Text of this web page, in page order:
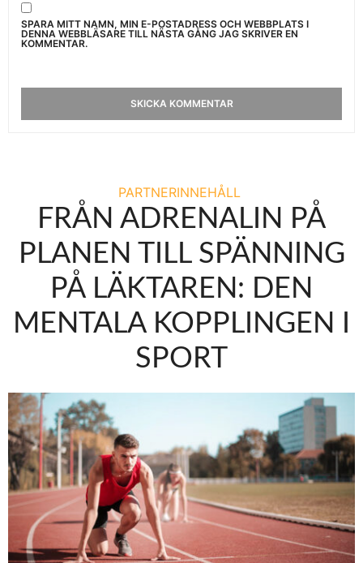
SPARA MITT NAMN, MIN E-POSTADRESS OCH WEBBPLATS I
DENNA WEBBLÄSARE TILL NÄSTA GÅNG JAG SKRIVER EN
KOMMENTAR.
PARTNERINNEHÅLL
FRÅN ADRENALIN PÅ
PLANEN TILL SPÄNNING
PÅ LÄKTAREN: DEN
MENTALA KOPPLINGEN I
SPORT